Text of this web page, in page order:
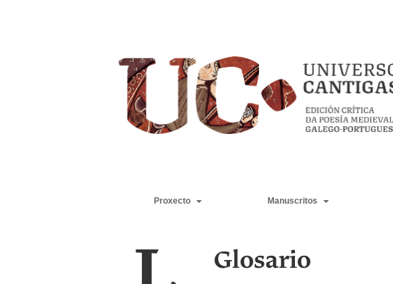
Proxecto Manuscritos
Glosario